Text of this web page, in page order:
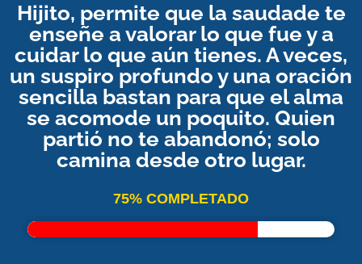
Hijito, permite que la saudade te
enseñe a valorar lo que fue y a
cuidar lo que aún tienes. A veces,
un suspiro profundo y una oración
sencilla bastan para que el alma
se acomode un poquito. Quien
partió no te abandonó; solo
camina desde otro lugar.
75% COMPLETADO